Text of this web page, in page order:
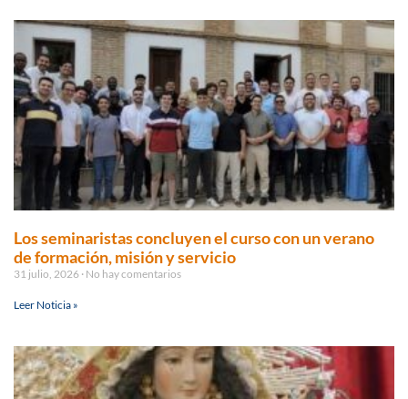
Los seminaristas concluyen el curso con un verano
de formación, misión y servicio
31 julio, 2026 No hay comentarios
Leer Noticia »